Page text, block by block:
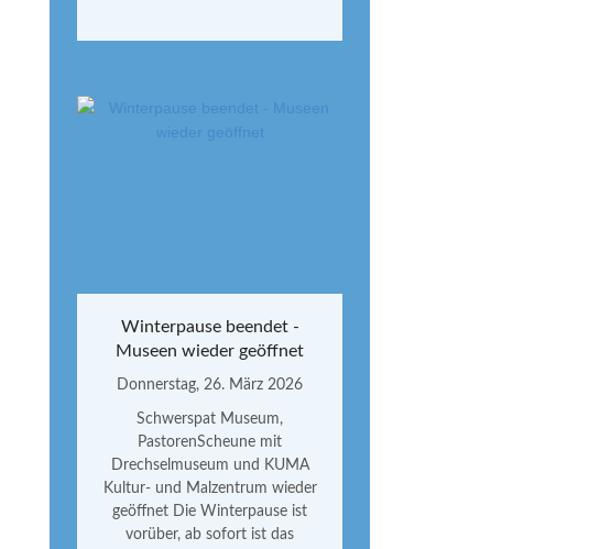
Winterpause beendet -
Museen wieder geöffnet
Donnerstag, 26. März 2026
Schwerspat Museum,
PastorenScheune mit
Drechselmuseum und KUMA
Kultur- und Malzentrum wieder
geöffnet Die Winterpause ist
vorüber, ab sofort ist das